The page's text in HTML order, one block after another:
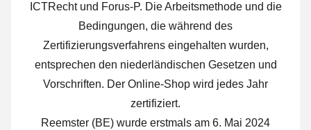
ICTRecht und Forus-P. Die Arbeitsmethode und die
Bedingungen, die während des
Zertifizierungsverfahrens eingehalten wurden,
entsprechen den niederländischen Gesetzen und
Vorschriften. Der Online-Shop wird jedes Jahr
zertifiziert.
Reemster (BE) wurde erstmals am 6. Mai 2024